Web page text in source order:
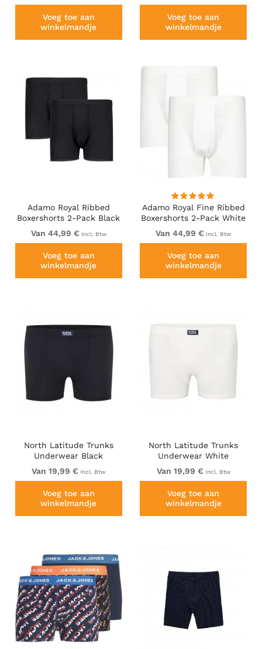
Voeg toe aan
winkelmandje
Voeg toe aan
winkelmandje
Adamo Royal Ribbed
Boxershorts 2-Pack Black
Van 44,99 € Incl. Btw
Voeg toe aan
winkelmandje
Adamo Royal Fine Ribbed
Boxershorts 2-Pack White
Van 44,99 € Incl. Btw
Voeg toe aan
winkelmandje
North Latitude Trunks
Underwear Black
Van 19,99 € Incl. Btw
Voeg toe aan
winkelmandje
North Latitude Trunks
Underwear White
Van 19,99 € Incl. Btw
Voeg toe aan
winkelmandje